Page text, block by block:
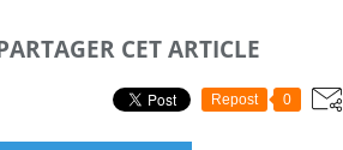
CET ARTICLE
Repost 0